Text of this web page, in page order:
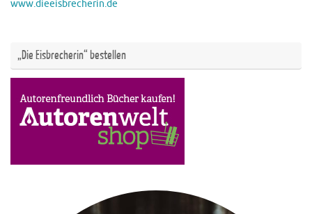
www.dieeisbrecherin.de
„Die Eisbrecherin“ bestellen